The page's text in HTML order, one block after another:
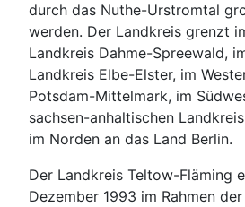
durch das Nuthe-Urstromtal
werden. Der Landkreis grenzt
Landkreis Dahme-Spreewald,
Landkreis Elbe-Elster, im
Potsdam-Mittelmark, im
sachsen-anhaltischen
im Norden an das Land Berlin.
Der Landkreis Teltow-Fläming
Dezember 1993 im Rahmen der